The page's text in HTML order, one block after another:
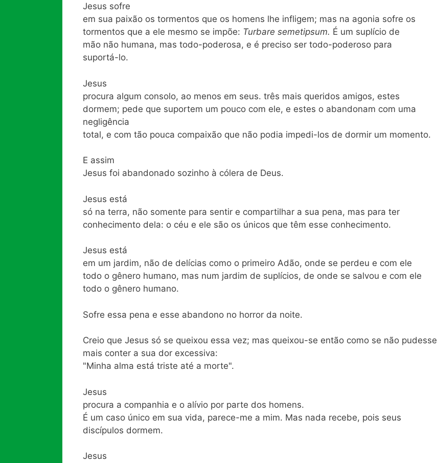
Jesus sofre
em sua paixão os tormentos que os homens lhe infligem; mas na agonia sofre os
tormentos que a ele mesmo se impõe: Turbare semetipsum. É um suplício de
mão não humana, mas todo-poderosa, e é preciso ser todo-poderoso para
suportá-lo.
Jesus
procura algum consolo, ao menos em seus. três mais queridos amigos, estes
dormem; pede que suportem um pouco com ele, e estes o abandonam com uma
negligência
total, e com tão pouca compaixão que não podia impedi-los de dormir um momento.
E assim
Jesus foi abandonado sozinho à cólera de Deus.
Jesus está
só na terra, não somente para sentir e compartilhar a sua pena, mas para ter
conhecimento dela: o céu e ele são os únicos que têm esse conhecimento.
Jesus está
em um jardim, não de delícias como o primeiro Adão, onde se perdeu e com ele
todo o gênero humano, mas num jardim de suplícios, de onde se salvou e com ele
todo o gênero humano.
Sofre essa pena e esse abandono no horror da noite.
Creio que Jesus só se queixou essa vez; mas queixou-se então como se não pudesse
mais conter a sua dor excessiva:
"Minha alma está triste até a morte".
Jesus
procura a companhia e o alívio por parte dos homens.
É um caso único em sua vida, parece-me a mim. Mas nada recebe, pois seus
discípulos dormem.
Jesus